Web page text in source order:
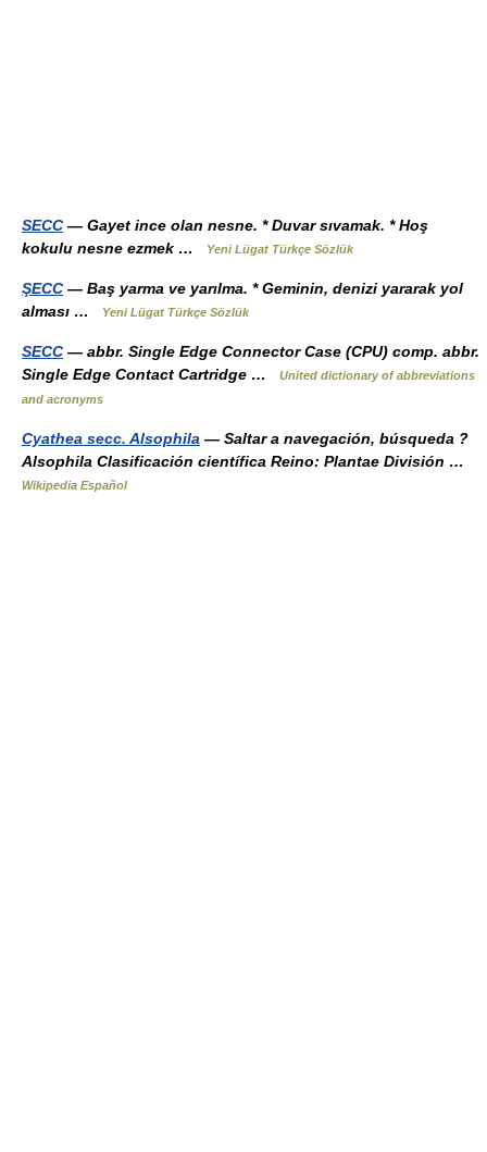
SECC— Gayet ince olan nesne. * Duvar sıvamak. * Hoş
kokulu nesne ezmek …
Yeni Lügat Türkçe Sözlük
ŞECC— Baş yarma ve yarılma. * Geminin, denizi yararak yol
alması …
Yeni Lügat Türkçe Sözlük
SECC— abbr. Single Edge Connector Case (CPU) comp. abbr.
Single Edge Contact Cartridge …
United dictionary of abbreviations
and acronyms
Cyathea secc. Alsophila — Saltar a navegación, búsqueda ?
Alsophila Clasificación científica Reino: Plantae División …
Wikipedia Español